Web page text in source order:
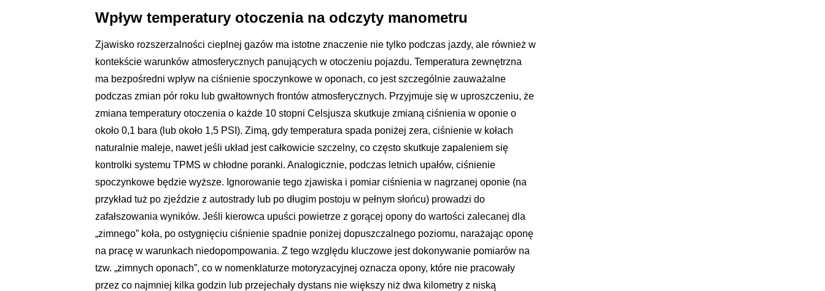
Wpływ temperatury otoczenia na odczyty manometru
Zjawisko rozszerzalności cieplnej gazów ma istotne znaczenie nie tylko podczas jazdy, ale również w
kontekście warunków atmosferycznych panujących w otoczeniu pojazdu. Temperatura zewnętrzna
ma bezpośredni wpływ na ciśnienie spoczynkowe w oponach, co jest szczególnie zauważalne
podczas zmian pór roku lub gwałtownych frontów atmosferycznych. Przyjmuje się w uproszczeniu, że
zmiana temperatury otoczenia o każde 10 stopni Celsjusza skutkuje zmianą ciśnienia w oponie o
około 0,1 bara (lub około 1,5 PSI). Zimą, gdy temperatura spada poniżej zera, ciśnienie w kołach
naturalnie maleje, nawet jeśli układ jest całkowicie szczelny, co często skutkuje zapaleniem się
kontrolki systemu TPMS w chłodne poranki. Analogicznie, podczas letnich upałów, ciśnienie
spoczynkowe będzie wyższe. Ignorowanie tego zjawiska i pomiar ciśnienia w nagrzanej oponie (na
przykład tuż po zjeździe z autostrady lub po długim postoju w pełnym słońcu) prowadzi do
zafałszowania wyników. Jeśli kierowca upuści powietrze z gorącej opony do wartości zalecanej dla
„zimnego” koła, po ostygnięciu ciśnienie spadnie poniżej dopuszczalnego poziomu, narażając oponę
na pracę w warunkach niedopompowania. Z tego względu kluczowe jest dokonywanie pomiarów na
tzw. „zimnych oponach”, co w nomenklaturze motoryzacyjnej oznacza opony, które nie pracowały
przez co najmniej kilka godzin lub przejechały dystans nie większy niż dwa kilometry z niską